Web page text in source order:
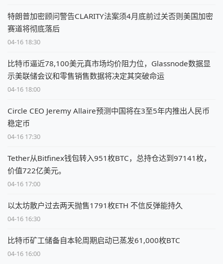
特朗普加密顾问警告CLARITY法案须4月底前过关否则美国加密
赛道将彻底落后
04-16 18:30
比特币逼近78,100美元真市场均价阻力位，Glassnode数据显
示美联储会议和零售销售数据将决定其突破命运
04-16 18:00
Circle CEO Jeremy Allaire预测中国将在3至5年内推出人民币
稳定币
04-16 17:30
Tether从Bitfinex钱包转入951枚BTC，总持仓达到97141枚，
价值722亿美元。
04-16 17:00
以太坊散户过去两天抛售1791枚ETH 不信反弹能持久
04-16 16:30
比特币矿工储备自本轮周期启动已蒸发61,000枚BTC
04-16 16:00